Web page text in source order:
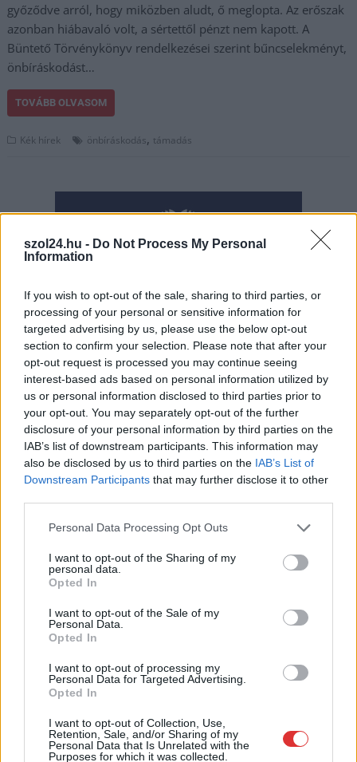
szol24.hu - Do Not Process My Personal
Information
If you wish to opt-out of the sale, sharing to third parties, or
processing of your personal or sensitive information for
targeted advertising by us, please use the below opt-out
section to confirm your selection. Please note that after your
opt-out request is processed you may continue seeing
interest-based ads based on personal information utilized by
us or personal information disclosed to third parties prior to
your opt-out. You may separately opt-out of the further
disclosure of your personal information by third parties on the
IAB’s list of downstream participants. This information may
also be disclosed by us to third parties on the IAB’s List of
Downstream Participants that may further disclose it to other
Please note that this website/app uses one or more Google
not limited to your visit or usage behaviour. You may click to
grant or deny consent to Google and its third-party tags to
use your data for below specified purposes in below Google
consent section.
Personal Data Processing Opt Outs
I want to opt-out of the Sharing of my
personal data.
Opted In
I want to opt-out of the Sale of my
Personal Data.
Opted In
I want to opt-out of processing my
Personal Data for Targeted Advertising.
Opted In
I want to opt-out of Collection, Use,
Retention, Sale, and/or Sharing of my
Personal Data that Is Unrelated with the
Purposes for which it was collected.
győződve arról, hogy miközben aludt, ő meglopta. Az erőszak
azonban hiábavaló volt, a sértettől pénzt nem kapott. A
Büntető Törvénykönyv rendelkezései szerint bűncselekményt,
önbíráskodást…
TOVÁBB OLVASOM
Kék hírek önbíráskodás, támadás
Hírlevél feliratkozás
meg e-mail címét:
Megismertem és elfogadom aGDPR-szabályzat ot
Nem szeretne lemaradni semmiről? Csak egy kattintás, és hírlevelünk a
legfrissebb információkkal és exkluzív tartalmakkal hétről hétre
Ön szerint hogy készül a hamisítatlan szolnoki habos isler?